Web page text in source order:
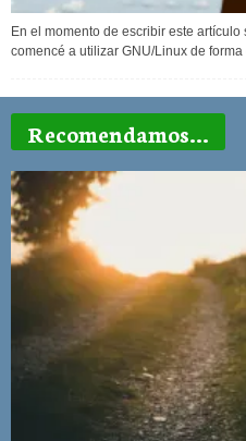
En el momento de escribir este
comencé a utilizar GNU/Linux de forma
Recomendamos...